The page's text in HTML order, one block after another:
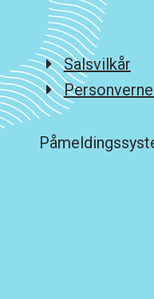
Salsvilkår